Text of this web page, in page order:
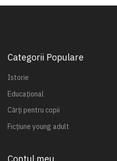
Categorii Populare
Istorie
Educațional
Cărți pentru copii
Ficțiune young adult
Contul meu